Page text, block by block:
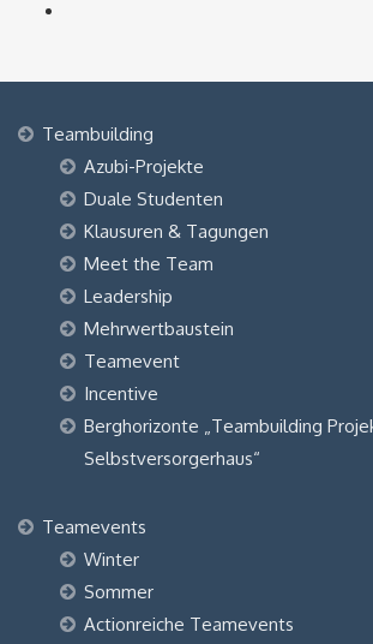
Teambuilding
Azubi-Projekte
Duale Studenten
Klausuren & Tagungen
Meet the Team
Leadership
Mehrwertbaustein
Teamevent
Incentive
Berghorizonte „Teambuilding
Selbstversorgerhaus“
Teamevents
Winter
Sommer
Actionreiche Teamevents